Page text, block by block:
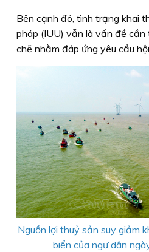
Bên cạnh đó, tình trạng khai
pháp (IUU) vẫn là vấn đề
chẽ nhằm đáp ứng yêu cầu
Nguồn lợi thuỷ sản suy giảm
biển của ngư dân